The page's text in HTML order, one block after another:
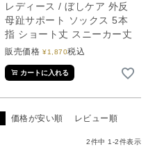
レディース / ぼしケア 外反
母趾サポート ソックス 5本
指 ショート丈 スニーカー丈
販売価格 ¥1,870税込
カートに入れる
価格が安い順 レビュー順
2件中 1 -2件表示